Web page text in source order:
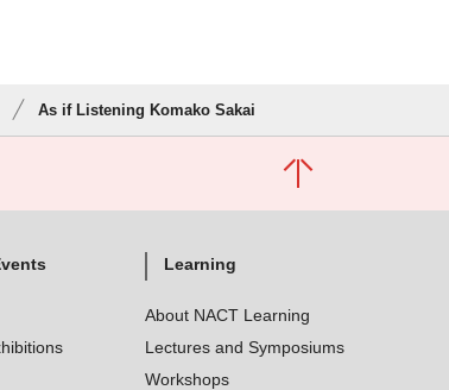
As if Listening Komako Sakai
Learning
About NACT Learning
Lectures and Symposiums
Workshops